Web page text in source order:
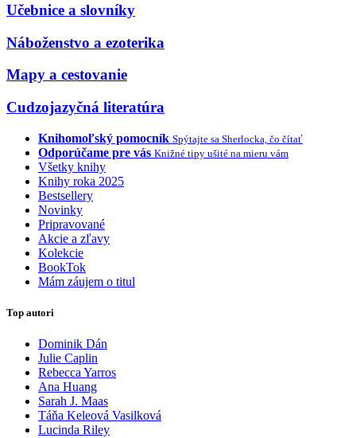
Učebnice a slovníky
Náboženstvo a ezoterika
Mapy a cestovanie
Cudzojazyčná literatúra
Knihomoľský pomocník Spýtajte sa Sherlocka, čo čítať
Odporúčame pre vás Knižné tipy ušité na mieru vám
Všetky knihy
Knihy roka 2025
Bestsellery
Novinky
Pripravované
Akcie a zľavy
Kolekcie
BookTok
Mám záujem o titul
Top autori
Dominik Dán
Julie Caplin
Rebecca Yarros
Ana Huang
Sarah J. Maas
Táňa Keleová Vasilková
Lucinda Riley